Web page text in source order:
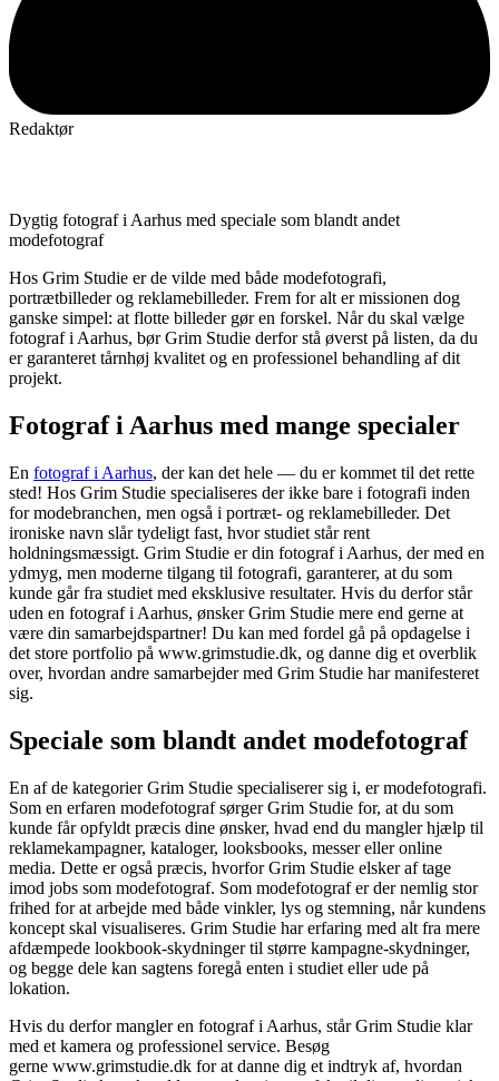
Redaktør
Dygtig fotograf i Aarhus med speciale som blandt andet
modefotograf
Hos Grim Studie er de vilde med både modefotografi,
portrætbilleder og reklamebilleder. Frem for alt er missionen dog
ganske simpel: at flotte billeder gør en forskel. Når du skal vælge
fotograf i Aarhus, bør Grim Studie derfor stå øverst på listen, da du
er garanteret tårnhøj kvalitet og en professionel behandling af dit
projekt.
Fotograf i Aarhus med mange specialer
En fotograf i Aarhus, der kan det hele — du er kommet til det rette
sted! Hos Grim Studie specialiseres der ikke bare i fotografi inden
for modebranchen, men også i portræt- og reklamebilleder. Det
ironiske navn slår tydeligt fast, hvor studiet står rent
holdningsmæssigt. Grim Studie er din fotograf i Aarhus, der med en
ydmyg, men moderne tilgang til fotografi, garanterer, at du som
kunde går fra studiet med eksklusive resultater. Hvis du derfor står
uden en fotograf i Aarhus, ønsker Grim Studie mere end gerne at
være din samarbejdspartner! Du kan med fordel gå på opdagelse i
det store portfolio på www.grimstudie.dk, og danne dig et overblik
over, hvordan andre samarbejder med Grim Studie har manifesteret
sig.
Speciale som blandt andet modefotograf
En af de kategorier Grim Studie specialiserer sig i, er modefotografi.
Som en erfaren modefotograf sørger Grim Studie for, at du som
kunde får opfyldt præcis dine ønsker, hvad end du mangler hjælp til
reklamekampagner, kataloger, looksbooks, messer eller online
media. Dette er også præcis, hvorfor Grim Studie elsker af tage
imod jobs som modefotograf. Som modefotograf er der nemlig stor
frihed for at arbejde med både vinkler, lys og stemning, når kundens
koncept skal visualiseres. Grim Studie har erfaring med alt fra mere
afdæmpede lookbook-skydninger til større kampagne-skydninger,
og begge dele kan sagtens foregå enten i studiet eller ude på
lokation.
Hvis du derfor mangler en fotograf i Aarhus, står Grim Studie klar
med et kamera og professionel service. Besøg
gerne www.grimstudie.dk for at danne dig et indtryk af, hvordan